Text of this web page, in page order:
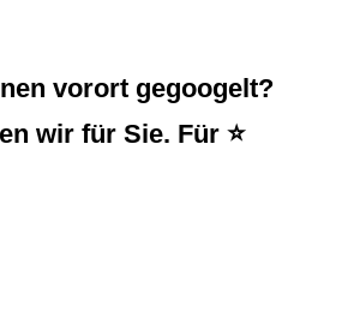
vorort gegoogelt?
wir für Sie. Für ⭐